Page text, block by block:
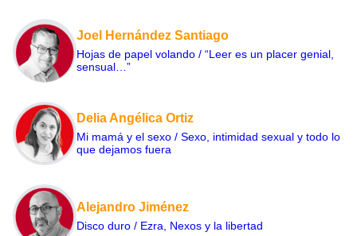
Joel Hernández Santiago
Hojas de papel volando / “Leer es un placer genial,
sensual…”
Delia Angélica Ortiz
Mi mamá y el sexo / Sexo, intimidad sexual y todo lo
que dejamos fuera
Alejandro Jiménez
Disco duro / Ezra, Nexos y la libertad